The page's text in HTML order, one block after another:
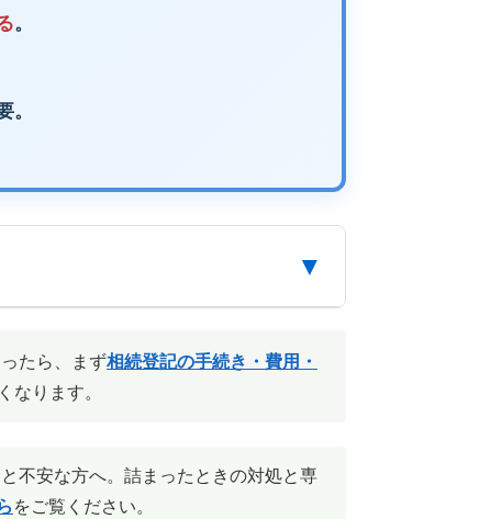
。
。
▼
たら、まず相続登記の手続き・費用・
なります。
不安な方へ。詰まったときの対処と専
をご覧ください。